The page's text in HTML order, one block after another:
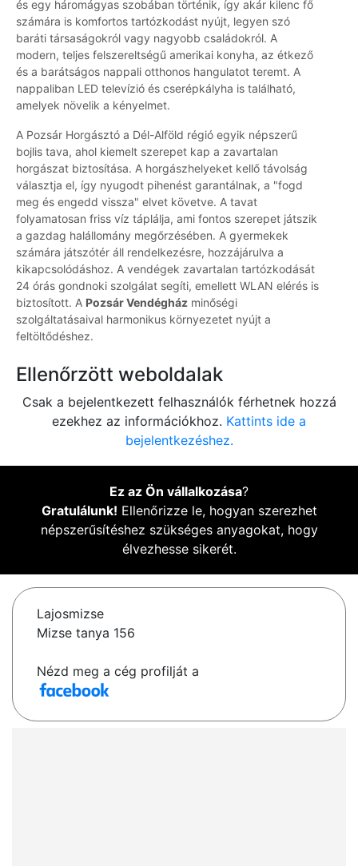
és egy háromágyas szobában történik, így akár kilenc fő
számára is komfortos tartózkodást nyújt, legyen szó
baráti társaságokról vagy nagyobb családokról. A
modern, teljes felszereltségű amerikai konyha, az étkező
és a barátságos nappali otthonos hangulatot teremt. A
nappaliban LED televízió és cserépkályha is található,
amelyek növelik a kényelmet.
A Pozsár Horgásztó a Dél-Alföld régió egyik népszerű
bojlis tava, ahol kiemelt szerepet kap a zavartalan
horgászat biztosítása. A horgászhelyeket kellő távolság
választja el, így nyugodt pihenést garantálnak, a "fogd
meg és engedd vissza" elvet követve. A tavat
folyamatosan friss víz táplálja, ami fontos szerepet játszik
a gazdag halállomány megőrzésében. A gyermekek
számára játszótér áll rendelkezésre, hozzájárulva a
kikapcsolódáshoz. A vendégek zavartalan tartózkodását
24 órás gondnoki szolgálat segíti, emellett WLAN elérés is
biztosított. A Pozsár Vendégház minőségi
szolgáltatásaival harmonikus környezetet nyújt a
feltöltődéshez.
Ellenőrzött weboldalak
Csak a bejelentkezett felhasználók férhetnek hozzá
ezekhez az információkhoz. Kattints ide a
bejelentkezéshez.
Ez az Ön vállalkozása?
Gratulálunk! Ellenőrizze le, hogyan szerezhet
népszerűsítéshez szükséges anyagokat, hogy
élvezhesse sikerét.
Lajosmizse
Mizse tanya 156
Nézd meg a cég profilját a